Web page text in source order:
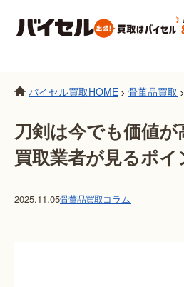
バイセル買取HOME > 骨董品買取 >
刀剣は今でも価値が
買取業者が見るポ
2025.11.05骨董品買取コラム